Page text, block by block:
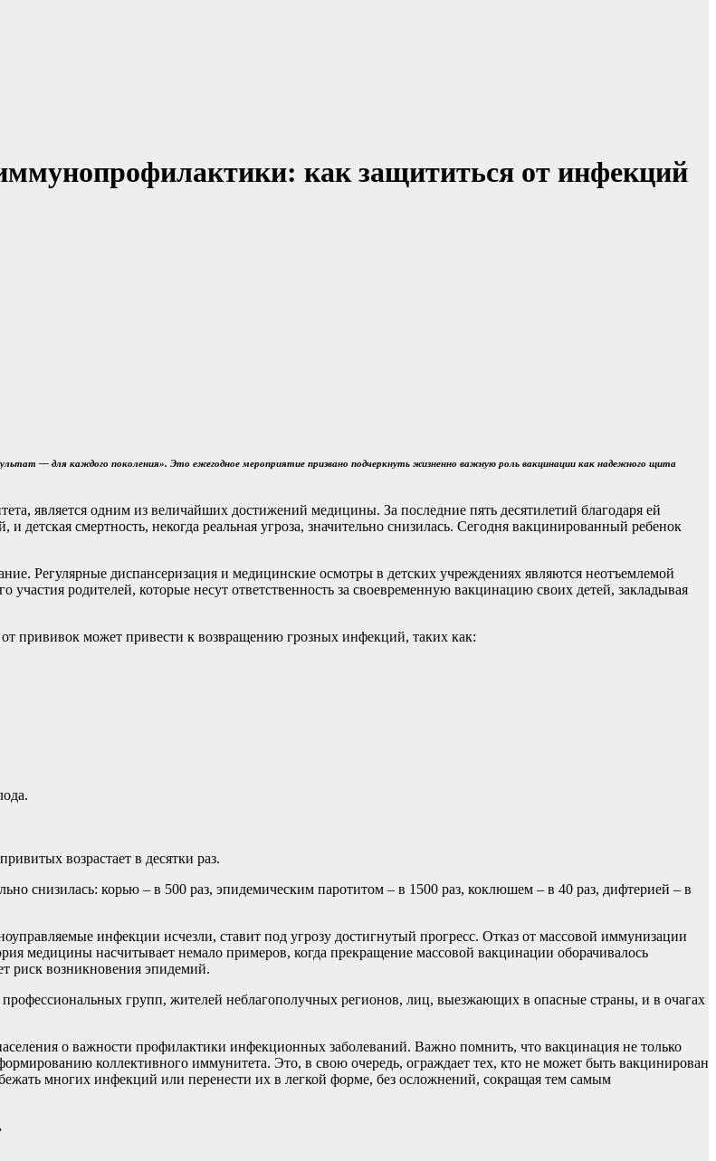
как защититься от инфекций
— для каждого поколения». Это ежегодное мероприятие призвано подчеркнуть жизненно важную роль вакцинации как надежного щита
является одним из величайших достижений медицины. За последние пять десятилетий благодаря ей
смертность, некогда реальная угроза, значительно снизилась. Сегодня вакцинированный ребенок
Регулярные диспансеризация и медицинские осмотры в детских учреждениях являются неотъемлемой
родителей, которые несут ответственность за своевременную вакцинацию своих детей, закладывая
прививок может привести к возвращению грозных инфекций, таких как:
возрастает в десятки раз.
снизилась: корью – в 500 раз, эпидемическим паротитом – в 1500 раз, коклюшем – в 40 раз, дифтерией – в
инфекции исчезли, ставит под угрозу достигнутый прогресс. Отказ от массовой иммунизации
медицины насчитывает немало примеров, когда прекращение массовой вакцинации оборачивалось
риск возникновения эпидемий.
групп, жителей неблагополучных регионов, лиц, выезжающих в опасные страны, и в очагах
о важности профилактики инфекционных заболеваний. Важно помнить, что вакцинация не только
коллективного иммунитета. Это, в свою очередь, ограждает тех, кто не может быть вакцинирован
многих инфекций или перенести их в легкой форме, без осложнений, сокращая тем самым